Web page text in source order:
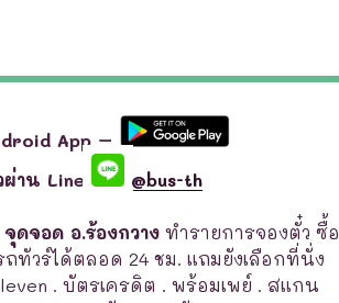
App –
าน Line
@bus-th
ดจอด อ.ร้องกวาง ทำรายการจองตั๋ว ซื้อ
ถทัวร์ได้ตลอด 24 ชม. แถมยังเลือกที่นั่ง
. บัตรเครดิต . พร้อมเพย์ . สแกน